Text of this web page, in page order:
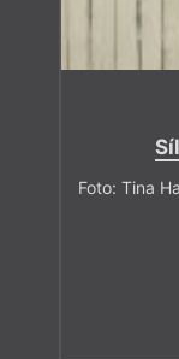
Foto: Tina